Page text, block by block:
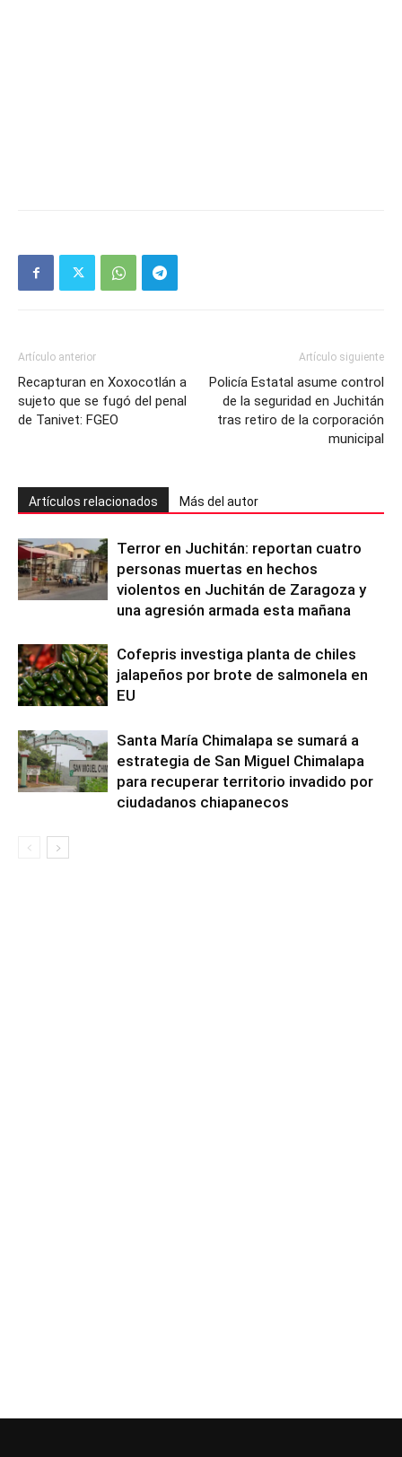
Artículo anterior
Recapturan en Xoxocotlán a
sujeto que se fugó del penal
de Tanivet: FGEO
Artículo siguiente
Policía Estatal asume control
de la seguridad en Juchitán
tras retiro de la corporación
municipal
Artículos relacionados Más del autor
Terror en Juchitán: reportan cuatro
personas muertas en hechos
violentos en Juchitán de Zaragoza y
una agresión armada esta mañana
Cofepris investiga planta de chiles
jalapeños por brote de salmonela en
EU
Santa María Chimalapa se sumará a
estrategia de San Miguel Chimalapa
para recuperar territorio invadido por
ciudadanos chiapanecos